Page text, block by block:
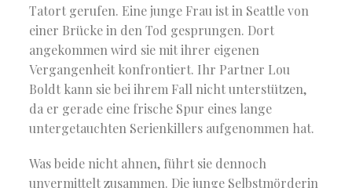
Tatort gerufen. Eine junge Frau ist in Seattle von
einer Brücke in den Tod gesprungen. Dort
angekommen wird sie mit ihrer eigenen
Vergangenheit konfrontiert. Ihr Partner Lou
Boldt kann sie bei ihrem Fall nicht unterstützen,
da er gerade eine frische Spur eines lange
untergetauchten Serienkillers aufgenommen hat.
Was beide nicht ahnen, führt sie dennoch
unvermittelt zusammen. Die junge Selbstmörderin